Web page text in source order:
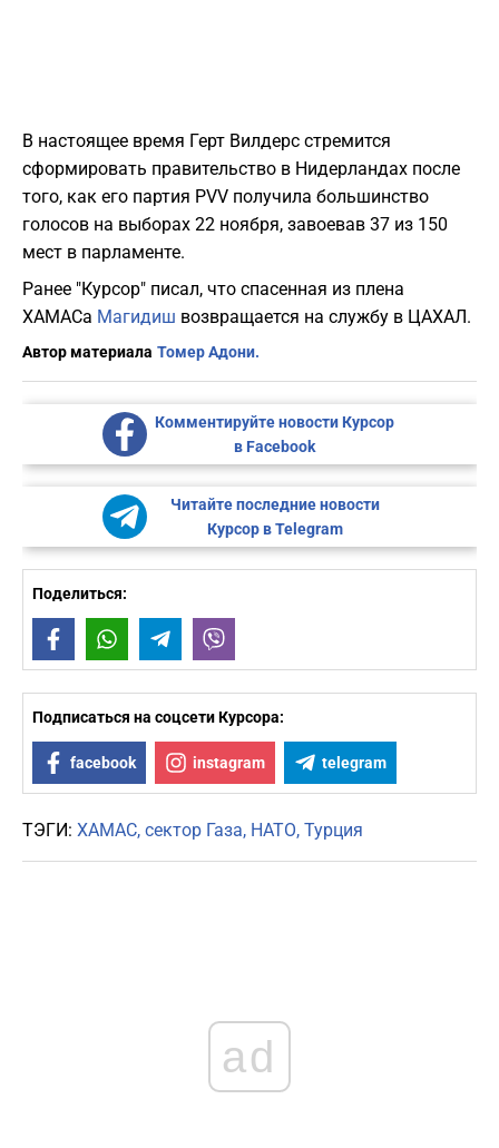
В настоящее время Герт Вилдерс стремится
сформировать правительство в Нидерландах после
того, как его партия PVV получила большинство
голосов на выборах 22 ноября, завоевав 37 из 150
мест в парламенте.
Ранее "Курсор" писал, что спасенная из плена
ХАМАСа Магидиш возвращается на службу в ЦАХАЛ.
Автор материала Томер Адони.
Комментируйте новости Курсор
в Facebook
Читайте последние новости
Курсор в Telegram
Поделиться:
FacebookWhatsAppTelegram
Подписаться на соцсети Курсора:
facebook instagram telegram
ТЭГИ: ХАМАС сектор Газа НАТО Турция
ad